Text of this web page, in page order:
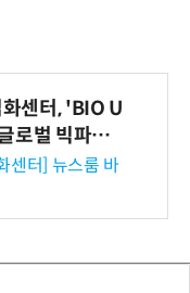
센터, 'BIO U
로벌 빅파마
미팅 지원…K
출 교두보 확
센터] 뉴스룸 바